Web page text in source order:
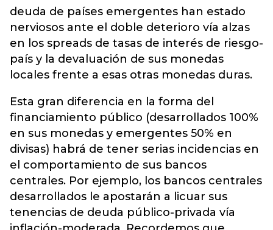
deuda de países emergentes han estado
nerviosos ante el doble deterioro vía alzas
en los spreads de tasas de interés de riesgo-
país y la devaluación de sus monedas
locales frente a esas otras monedas duras.
Esta gran diferencia en la forma del
financiamiento público (desarrollados 100%
en sus monedas y emergentes 50% en
divisas) habrá de tener serias incidencias en
el comportamiento de sus bancos
centrales. Por ejemplo, los bancos centrales
desarrollados le apostarán a licuar sus
tenencias de deuda público-privada vía